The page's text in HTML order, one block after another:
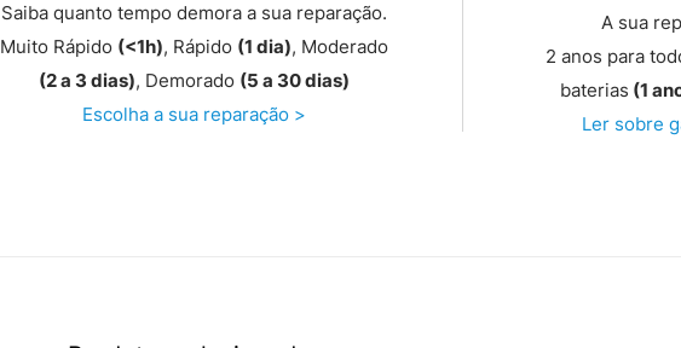
Saiba quanto tempo demora a sua reparação.
Muito Rápido (<1h), Rápido (1 dia), Moderado
(2 a 3 dias), Demorado (5 a 30 dias)
Escolha a sua reparação >
A sua
2 anos para
baterias (1
Ler sobre